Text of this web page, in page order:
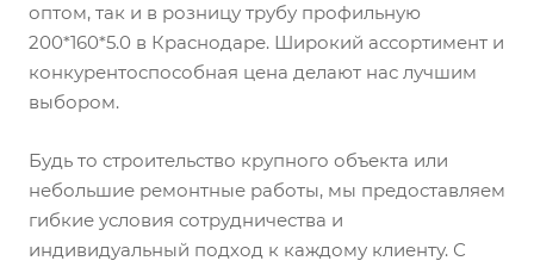
оптом, так и в розницу трубу профильную
200*160*5.0 в Краснодаре. Широкий ассортимент и
конкурентоспособная цена делают нас лучшим
выбором.
Будь то строительство крупного объекта или
небольшие ремонтные работы, мы предоставляем
гибкие условия сотрудничества и
индивидуальный подход к каждому клиенту. С